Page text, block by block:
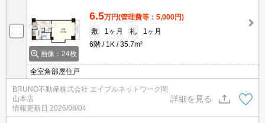
画像：24枚
6.5万円(管理費等：5,000円)
敷
1ヶ月 礼
1ヶ月
6階
1K 35.7m²
全室角部屋住戸
BRUNO不動産株式会社 エイブルネットワーク岡
山本店
情報更新日 2026/08/04
詳細を見る